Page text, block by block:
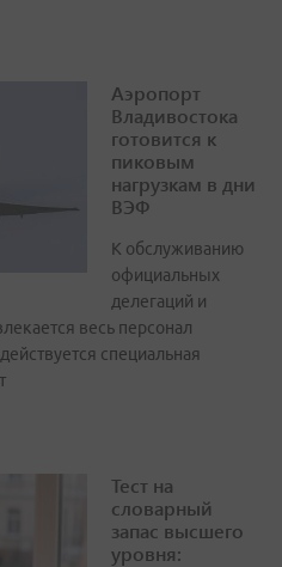
Аэропорт
Владивостока
готовится к
пиковым
нагрузкам в дни
ВЭФ
К обслуживанию
официальных
делегаций и
весь персонал
специальная
Тест на
словарный
запас высшего
уровня: